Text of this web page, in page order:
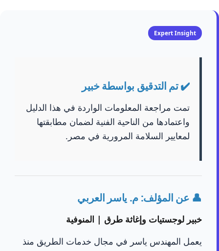
Expert Insight
✔️ تم التدقيق بواسطة خبير
تمت مراجعة المعلومات الواردة في هذا الدليل
واعتمادها من الناحية الفنية لضمان مطابقتها
لمعايير السلامة المرورية في مصر.
👤 عن المؤلف: م. ياسر العربي
خبير لوجستيات وإغاثة طرق | المنوفية
يعمل المهندس ياسر في مجال خدمات الطريق منذ